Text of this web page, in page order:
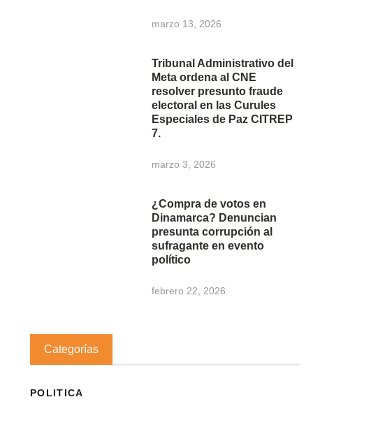
marzo 13, 2026
Tribunal Administrativo del
Meta ordena al CNE
resolver presunto fraude
electoral en las Curules
Especiales de Paz CITREP
7.
marzo 3, 2026
¿Compra de votos en
Dinamarca? Denuncian
presunta corrupción al
sufragante en evento
político
febrero 22, 2026
Categorías
POLITICA